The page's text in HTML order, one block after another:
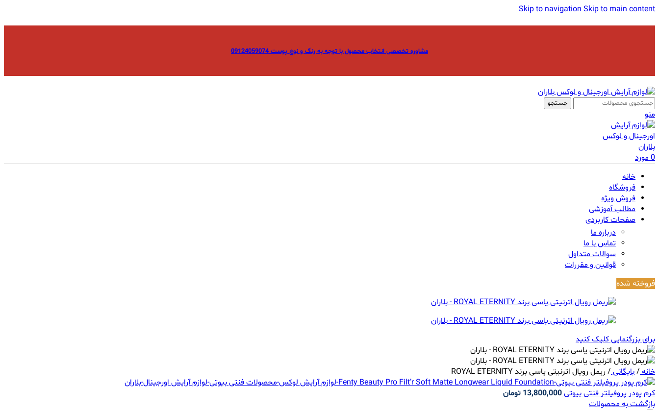
Skip to navigationSkip to main content
مشاوره تخصصی انتخاب محصول با توجه به رنگ و نوع پوست 09124059074
جستجو
منو
0مورد
خانه
فروشگاه
فروش ویژه
مطالب آموزشی
صفحات کاربردی
درباره ما
تماس با ما
سوالات متداول
قوانین و مقررات
فروخته شده
برای بزرگنمایی کلیک کنید
خانه/بایگانی/ریمل رویال اترنیتی یاسی برند ROYAL ETERNITY
کرم پودر پروفیلتر فنتی بیوتی13,800,000 تومان
بازگشت به محصولات